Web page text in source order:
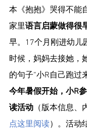
本《抱抱》哭得不能
家里语言启蒙做得很
早。17个月刚进幼儿
时候，妈妈去接她，
的句子“小R自己跑过
今年暑假开始，小R
读活动 （版本信息、
点这里阅读）。活动